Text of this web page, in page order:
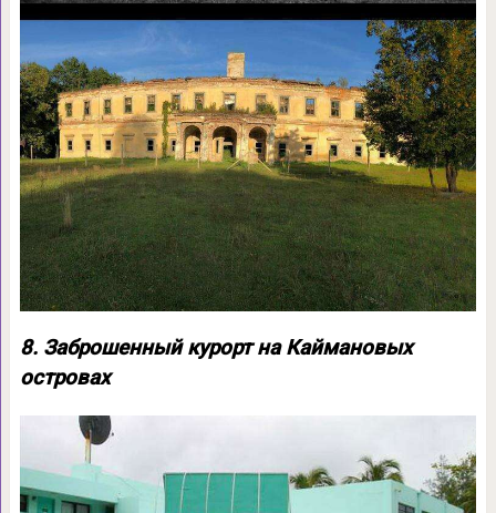
8. Заброшенный курорт на Каймановых
островах